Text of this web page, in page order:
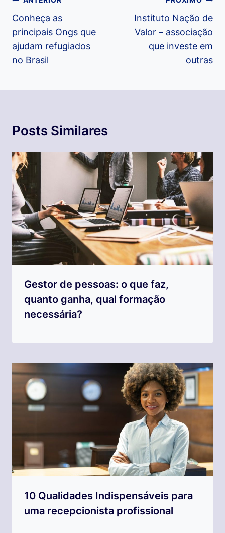
de
Post
Conheça as
principais Ongs que
ajudam refugiados
no Brasil
Instituto Nação de
Valor – associação
que investe em
outras
Posts Similares
Gestor de pessoas: o que faz,
quanto ganha, qual formação
necessária?
10 Qualidades Indispensáveis para
uma recepcionista profissional